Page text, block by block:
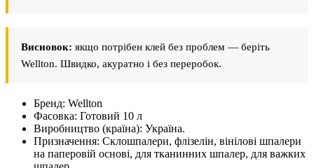
Висновок: якщо потрібен клей без проблем — беріть
Wellton. Швидко, акуратно і без переробок.
Бренд: Wellton
Фасовка: Готовий 10 л
Виробництво (країна): Україна.
Призначення: Склошпалери, флізелін, вінілові шпалери
на паперовій основі, для тканинних шпалер, для важких